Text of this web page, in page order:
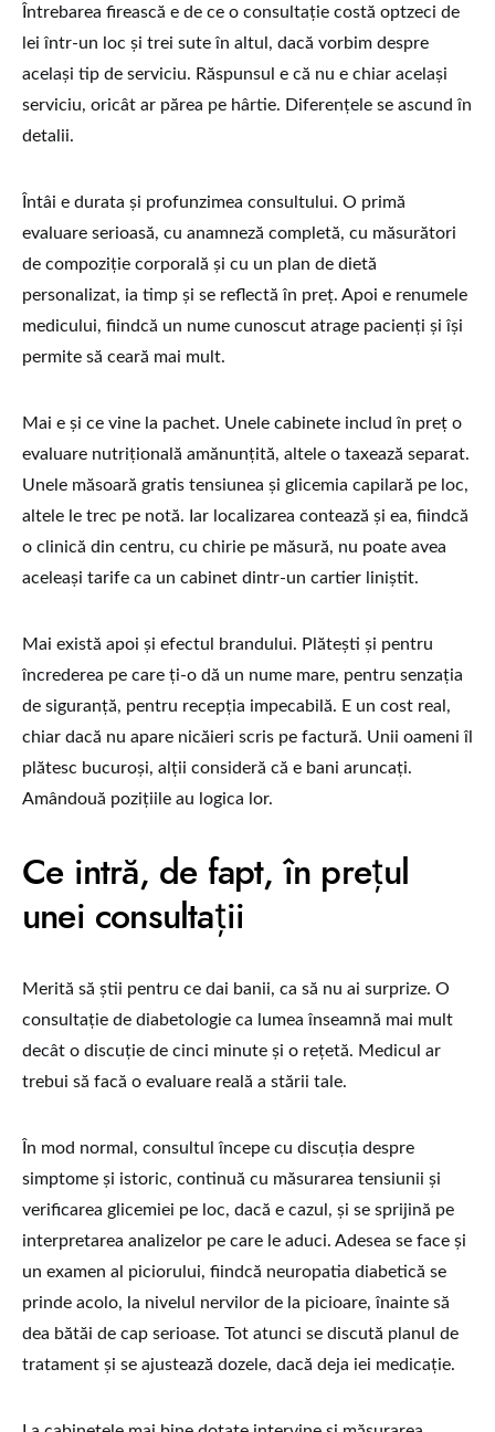
Întrebarea firească e de ce o consultație costă optzeci de
lei într-un loc și trei sute în altul, dacă vorbim despre
același tip de serviciu. Răspunsul e că nu e chiar același
serviciu, oricât ar părea pe hârtie. Diferențele se ascund în
detalii.
Întâi e durata și profunzimea consultului. O primă
evaluare serioasă, cu anamneză completă, cu măsurători
de compoziție corporală și cu un plan de dietă
personalizat, ia timp și se reflectă în preț. Apoi e renumele
medicului, fiindcă un nume cunoscut atrage pacienți și își
permite să ceară mai mult.
Mai e și ce vine la pachet. Unele cabinete includ în preț o
evaluare nutrițională amănunțită, altele o taxează separat.
Unele măsoară gratis tensiunea și glicemia capilară pe loc,
altele le trec pe notă. Iar localizarea contează și ea, fiindcă
o clinică din centru, cu chirie pe măsură, nu poate avea
aceleași tarife ca un cabinet dintr-un cartier liniștit.
Mai există apoi și efectul brandului. Plătești și pentru
încrederea pe care ți-o dă un nume mare, pentru senzația
de siguranță, pentru recepția impecabilă. E un cost real,
chiar dacă nu apare nicăieri scris pe factură. Unii oameni îl
plătesc bucuroși, alții consideră că e bani aruncați.
Amândouă pozițiile au logica lor.
Ce intră, de fapt, în prețul
unei consultații
Merită să știi pentru ce dai banii, ca să nu ai surprize. O
consultație de diabetologie ca lumea înseamnă mai mult
decât o discuție de cinci minute și o rețetă. Medicul ar
trebui să facă o evaluare reală a stării tale.
În mod normal, consultul începe cu discuția despre
simptome și istoric, continuă cu măsurarea tensiunii și
verificarea glicemiei pe loc, dacă e cazul, și se sprijină pe
interpretarea analizelor pe care le aduci. Adesea se face și
un examen al piciorului, fiindcă neuropatia diabetică se
prinde acolo, la nivelul nervilor de la picioare, înainte să
dea bătăi de cap serioase. Tot atunci se discută planul de
tratament și se ajustează dozele, dacă deja iei medicație.